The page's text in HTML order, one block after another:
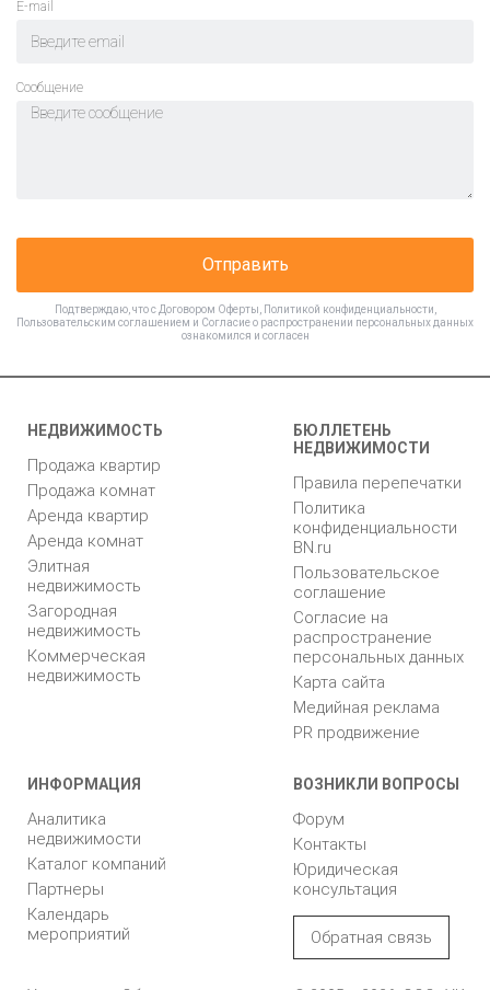
E-mail
Cообщение
Отправить
Подтверждаю, что с Договором Оферты Политикой конфиденциальности
Пользовательским соглашением и Согласие о распространении персональных данных
ознакомился и согласен
НЕДВИЖИМОСТЬ
Продажа квартир
Продажа комнат
Аренда квартир
Аренда комнат
Элитная
недвижимость
Загородная
недвижимость
Коммерческая
недвижимость
БЮЛЛЕТЕНЬ
НЕДВИЖИМОСТИ
Правила перепечатки
Политика
конфиденциальности
BN.ru
Пользовательское
соглашение
Согласие на
распространение
персональных данных
Карта сайта
Медийная реклама
PR продвижение
ИНФОРМАЦИЯ
Аналитика
недвижимости
Каталог компаний
Партнеры
Календарь
мероприятий
ВОЗНИКЛИ ВОПРОСЫ
Форум
Контакты
Юридическая
консультация
Обратная связь